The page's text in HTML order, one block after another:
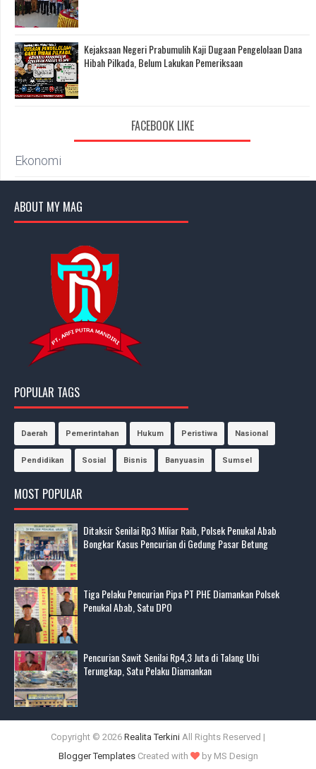
Kejaksaan Negeri Prabumulih Kaji Dugaan Pengelolaan Dana
Hibah Pilkada, Belum Lakukan Pemeriksaan
FACEBOOK LIKE
Ekonomi
ABOUT MY MAG
POPULAR TAGS
Daerah Pemerintahan Hukum Peristiwa Nasional
Pendidikan Sosial Bisnis Banyuasin Sumsel
MOST POPULAR
Ditaksir Senilai Rp3 Miliar Raib, Polsek Penukal Abab
Bongkar Kasus Pencurian di Gedung Pasar Betung
Tiga Pelaku Pencurian Pipa PT PHE Diamankan Polsek
Penukal Abab, Satu DPO
Pencurian Sawit Senilai Rp4,3 Juta di Talang Ubi
Terungkap, Satu Pelaku Diamankan
Copyright © 2026 Realita Terkini All Rights Reserved |
Blogger TemplatesCreated with by MS Design